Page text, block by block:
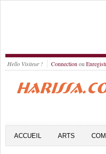
Hello Visiteur ! Connection ou
ACCUEIL ARTS